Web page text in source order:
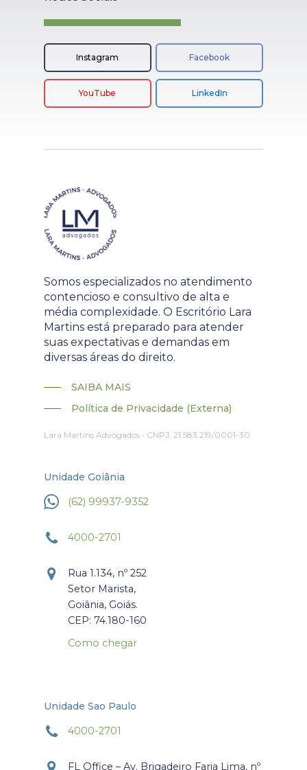
Instagram Facebook
YouTube LinkedIn
Somos especializados no atendimento
contencioso e consultivo de alta e
média complexidade. O Escritório Lara
Martins está preparado para atender
suas expectativas e demandas em
diversas áreas do direito.
SAIBA MAIS
Política de Privacidade (Externa)
Lara Martins Advogados • CNPJ: 21.583.219/0001-30
Unidade Goiânia
(62) 99937-9352
4000-2701
Rua 1.134, nº 252
Setor Marista,
Goiânia, Goiás.
CEP: 74.180-160
Como chegar
Unidade Sao Paulo
4000-2701
FL Office – Av. Brigadeiro Faria Lima, nº